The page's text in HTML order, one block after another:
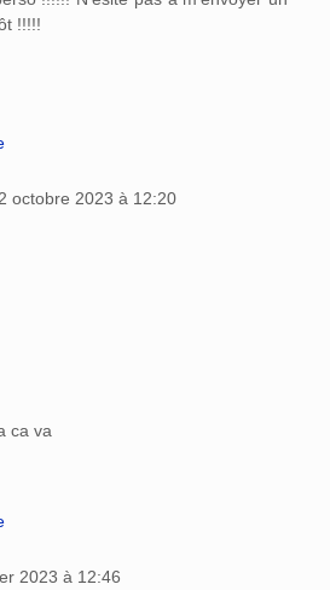
!!!!!
octobre 2023 à 12:20
ca va
2023 à 12:46